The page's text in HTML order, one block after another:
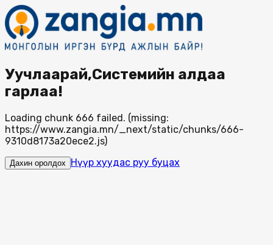
Уучлаарай,Системийн алдаа
гарлаа!
Loading chunk 666 failed. (missing:
https://www.zangia.mn/_next/static/chunks/666-
9310d8173a20ece2.js)
Дахин оролдох Нүүр хуудас руу буцах